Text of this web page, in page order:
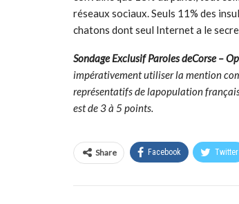
réseaux sociaux. Seuls 11% des
chatons dont seul Internet a le
Sondage Exclusif Paroles deCorse –
impérativement utiliser la mention
représentatifs de lapopulation
est de 3 à 5 points.
Share Facebook Twitter